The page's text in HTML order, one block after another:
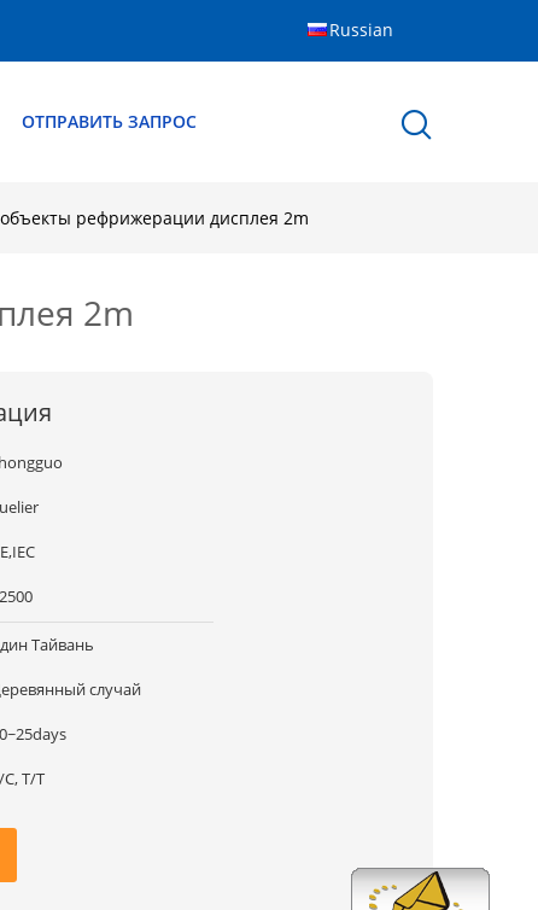
Russian
ОТПРАВИТЬ ЗАПРОС
рефрижерации дисплея 2m
2m
Тайвань
случай
C, T/T